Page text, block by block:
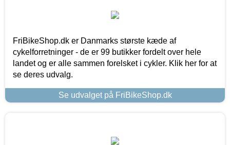
FriBikeShop.dk er Danmarks største kæde af
cykelforretninger - de er 99 butikker fordelt over hele
landet og er alle sammen forelsket i cykler. Klik her for at
se deres udvalg.
Se udvalget på FriBikeShop.dk